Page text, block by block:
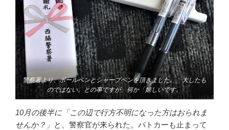
警察署より、ボールペンとシャープペンを頂きました。 大したも
のではない。との事ですが、何か「嬉しいです。
10月の後半に「この辺で行方不明になった方はおられま
せんか？」 と、警察官が来られた。パトカーも止まって